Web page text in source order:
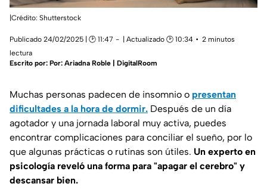
|Crédito: Shutterstock
Publicado 24/02/2025 | 🕑 11:47 | Actualizado 🕑 10:34
2 minutos
lectura
Escrito por: Por: Ariadna Roble | DigitalRoom
Muchas personas padecen de insomnio o presentan
dificultades a la hora de dormir. Después de un día
agotador y una jornada laboral muy activa, puedes
encontrar complicaciones para conciliar el sueño, por lo
que algunas prácticas o rutinas son útiles. Un experto en
psicología reveló una forma para "apagar el cerebro" y
descansar bien.